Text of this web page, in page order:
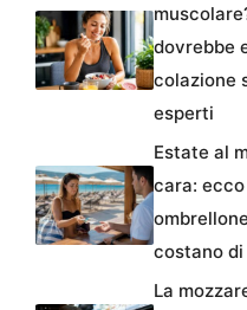
dovrebbe
colazione
esperti
Estate al
cara:
costano
La